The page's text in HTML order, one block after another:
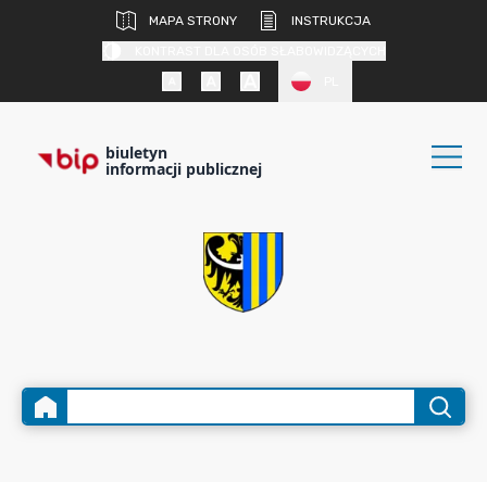
MAPA STRONY
INSTRUKCJA
biuletyn
informacji publicznej